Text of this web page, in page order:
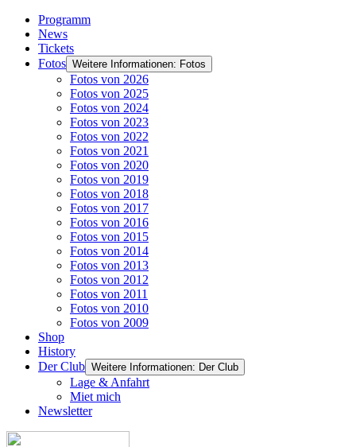
Programm
News
Tickets
Fotos Weitere Informationen: Fotos
Fotos von 2026
Fotos von 2025
Fotos von 2024
Fotos von 2023
Fotos von 2022
Fotos von 2021
Fotos von 2020
Fotos von 2019
Fotos von 2018
Fotos von 2017
Fotos von 2016
Fotos von 2015
Fotos von 2014
Fotos von 2013
Fotos von 2012
Fotos von 2011
Fotos von 2010
Fotos von 2009
Shop
History
Der Club Weitere Informationen: Der Club
Lage & Anfahrt
Miet mich
Newsletter